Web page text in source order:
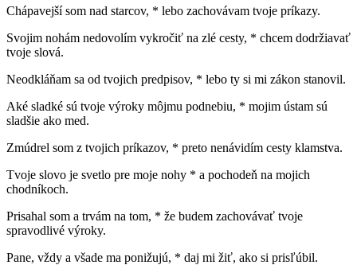
Chápavejší som nad starcov, * lebo zachovávam tvoje príkazy.
Svojim nohám nedovolím vykročiť na zlé cesty, * chcem dodržiavať
tvoje slová.
Neodkláňam sa od tvojich predpisov, * lebo ty si mi zákon stanovil.
Aké sladké sú tvoje výroky môjmu podnebiu, * mojim ústam sú
sladšie ako med.
Zmúdrel som z tvojich príkazov, * preto nenávidím cesty klamstva.
Tvoje slovo je svetlo pre moje nohy * a pochodeň na mojich
chodníkoch.
Prisahal som a trvám na tom, * že budem zachovávať tvoje
spravodlivé výroky.
Pane, vždy a všade ma ponižujú, * daj mi žiť, ako si prisľúbil.